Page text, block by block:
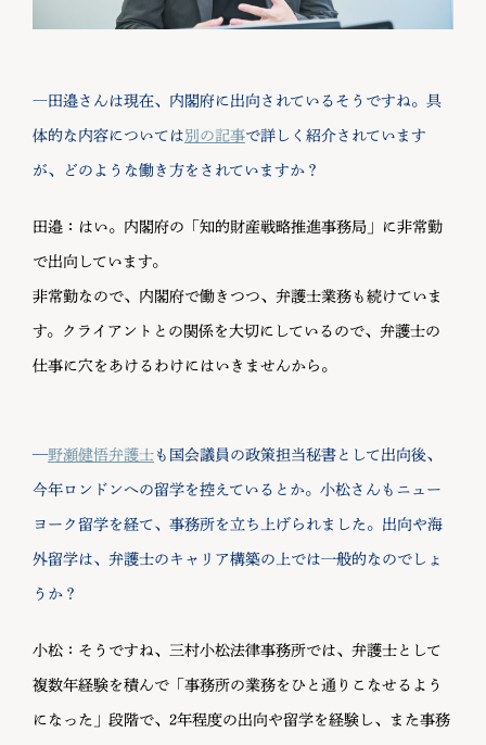
―田邉さんは現在、内閣府に出向されているそうですね。具
体的な内容については別の記事で詳しく紹介されています
が、どのような働き方をされていますか？
田邉：はい。内閣府の「知的財産戦略推進事務局」に非常勤
で出向しています。
非常勤なので、内閣府で働きつつ、弁護士業務も続けていま
す。クライアントとの関係を大切にしているので、弁護士の
仕事に穴をあけるわけにはいきませんから。
—野瀬健悟弁護士も国会議員の政策担当秘書として出向後、
今年ロンドンへの留学を控えているとか。小松さんもニュー
ヨーク留学を経て、事務所を立ち上げられました。出向や海
外留学は、弁護士のキャリア構築の上では一般的なのでしょ
うか？
小松：そうですね、三村小松法律事務所では、弁護士として
複数年経験を積んで「事務所の業務をひと通りこなせるよう
になった」段階で、2年程度の出向や留学を経験し、また事務